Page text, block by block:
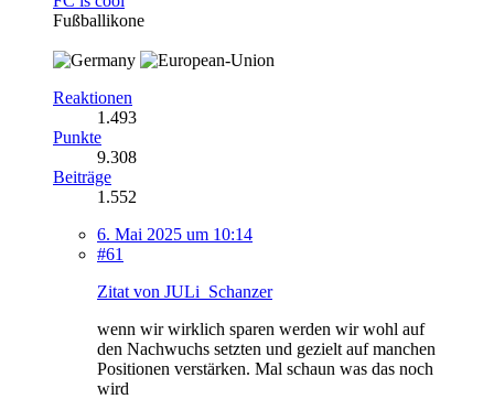
Fußballikone
Reaktionen
1.493
Punkte
9.308
Beiträge
1.552
6. Mai 2025 um 10:14
#61
Zitat von JULi_Schanzer
wenn wir wirklich sparen werden wir wohl auf
den Nachwuchs setzten und gezielt auf manchen
Positionen verstärken. Mal schaun was das noch
wird